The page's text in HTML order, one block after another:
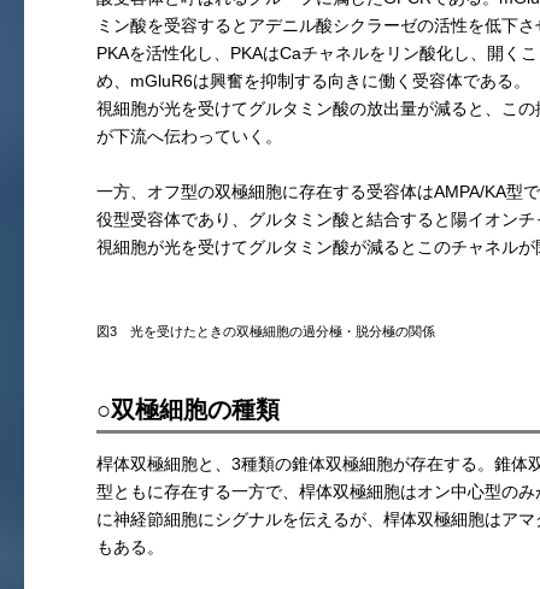
ミン酸を受容するとアデニル酸シクラーゼの活性を低下
PKAを活性化し、PKAはCaチャネルをリン酸化し、開く
め、mGluR6は興奮を抑制する向きに働く受容体である。
視細胞が光を受けてグルタミン酸の放出量が減ると、こ
が下流へ伝わっていく。
一方、オフ型の双極細胞に存在する受容体はAMPA/KA型
役型受容体であり、グルタミン酸と結合すると陽イオン
視細胞が光を受けてグルタミン酸が減るとこのチャネル
図3 光を受けたときの双極細胞の過分極・脱分極の関係
○双極細胞の種類
桿体双極細胞と、3種類の錐体双極細胞が存在する。錐体
型ともに存在する一方で、桿体双極細胞はオン中心型の
に神経節細胞にシグナルを伝えるが、桿体双極細胞はア
もある。